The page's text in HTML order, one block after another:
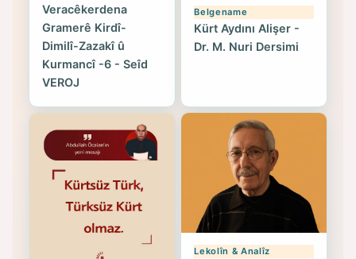
Veracêkerdena
Gramerê Kirdî-
Dimilî-Zazakî û
Kurmancî -6 - Seîd
VEROJ
Belgename
Kürt Aydını Alişer -
Dr. M. Nuri Dersimi
Lekolîn & Analîz